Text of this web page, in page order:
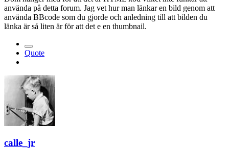
använda på detta forum. Jag vet hur man länkar en bild genom att
använda BBcode som du gjorde och anledning till att bilden du
länka är så liten är för att det e en thumbnail.
Quote
calle_jr